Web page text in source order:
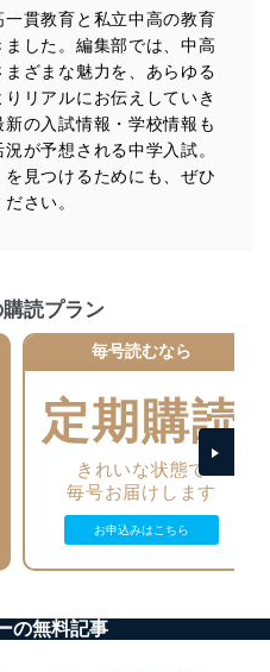
法令、国が定める指針及び
また、当社の管理の仕組み
の規範を常に適合させま
失またはき損の防止及び是
ことのできる機器及び当該
を明確化し、 個人データへ
止しています。
いるユーザー制御機能（ユ
）により、個人情報データ
システムを使用する従業
器等のオペレーティング
に保持しています。
貫教育と私立中高の教育
した。編集部では、中高
ざまな魅力を、あらゆる
リアルにお伝えしていき
の入試情報・学校情報も
が予想される中学入試。
を見つけるためにも、ぜひ
さい。
読プラン
毎号読むなら
定期購読
きれいな状態で
毎号お届けします
お申込みはこちら
の無料記事